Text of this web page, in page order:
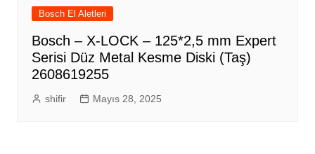
Bosch El Aletleri
Bosch – X-LOCK – 125*2,5 mm Expert
Serisi Düz Metal Kesme Diski (Taş)
2608619255
shifir Mayıs 28, 2025